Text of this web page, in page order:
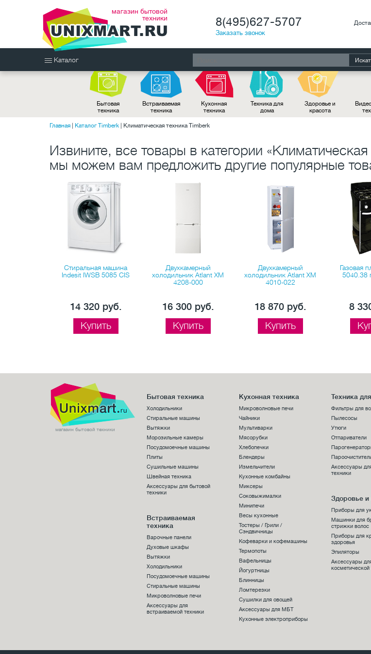
магазин бытовой
техники
8(495)627-5707
Заказать звонок
Каталог
Бытовая
техника
Встраиваемая
техника
Кухонная
техника
Техника для
дома
Здоровье и
красота
Главная Каталог Timberk Климатическая техника Timberk
Извините, все товары в категории
мы можем вам предложить другие популярные
Стиральная машина
Indesit IWSB 5085 CIS
14 320 руб.
Купить
Двухкамерный
холодильник Atlant XM
4208-000
16 300 руб.
Купить
Двухкамерный
холодильник Atlant XM
4010-022
18 870 руб.
Купить
Газовая
5040.38
8
магазин бытовой техники
Бытовая техника
Холодильники
Стиральные машины
Вытяжки
Морозильные камеры
Посудомоечные машины
Плиты
Сушильные машины
Швейная техника
Аксессуары для бытовой
техники
Встраиваемая
техника
Варочные панели
Духовые шкафы
Вытяжки
Холодильники
Посудомоечные машины
Стиральные машины
Микроволновые печи
Аксессуары для
встраиваемой техники
Кухонная техника
Микроволновые печи
Чайники
Мультиварки
Мясорубки
Хлебопечки
Блендеры
Измельчители
Кухонные комбайны
Миксеры
Соковыжималки
Минипечи
Весы кухонные
Тостеры / Грили /
Сэндвичницы
Кофеварки и кофемашины
Термопоты
Вафельницы
Йогуртницы
Блинницы
Ломтерезки
Сушилки для овощей
Аксессуары для МБТ
Кухонные электроприборы
Техника
Фильтры для
Пылесосы
Утюги
Отпариватели
Аксессуары
техники
Здоровье и
Приборы для
Машинки для
стрижки волос
Приборы для
здоровья
Эпиляторы
Аксессуары
косметической